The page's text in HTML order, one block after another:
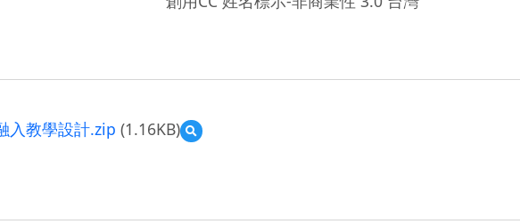
入教學設計.zip (1.16KB)
預
覽